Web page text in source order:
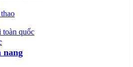
quốc
nang